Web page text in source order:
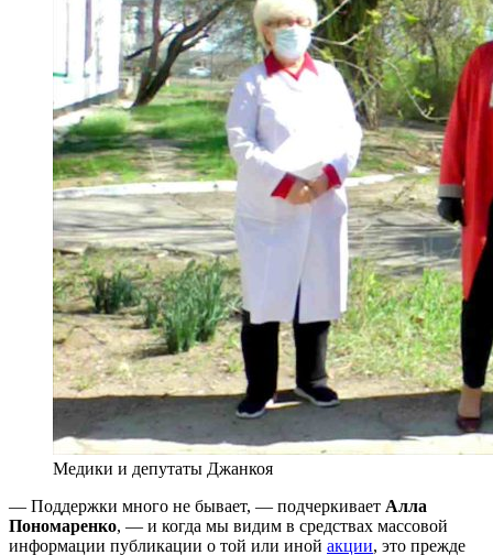
Медики и депутаты Джанкоя
— Поддержки много не бывает, — подчеркивает Алла
Пономаренко, — и когда мы видим в средствах массовой
информации публикации о той или иной акции, это прежде